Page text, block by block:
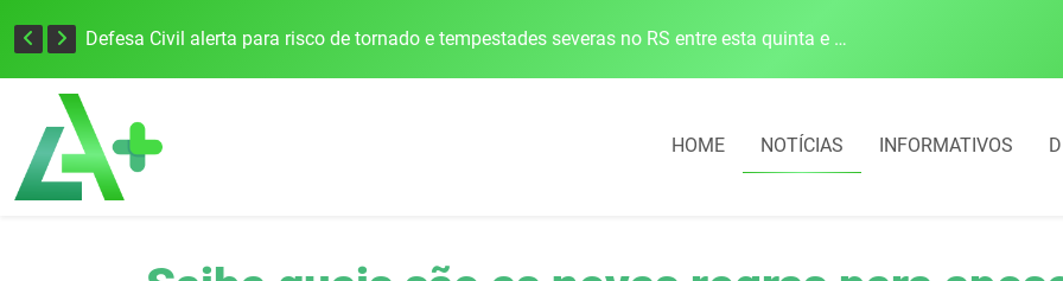
Defesa Civil alerta para risco de tornado e tempestades severas no RS entre esta quinta e sexta-feira
HOME NOTÍCIAS INFORMATIVOS